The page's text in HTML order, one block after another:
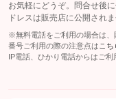
お気軽にどうぞ。問合せ後
ドレスは販売店に公開されま
※無料電話をご利用の場合は、
番号ご利用の際の注意点は こち
IP電話、ひかり電話からはご利